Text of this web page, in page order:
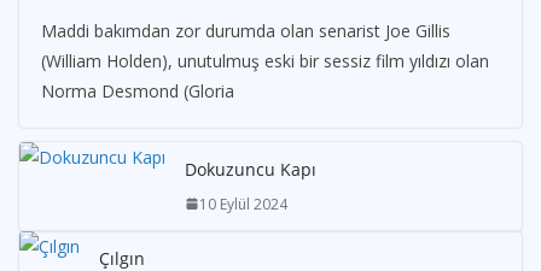
Maddi bakımdan zor durumda olan senarist Joe Gillis
(William Holden), unutulmuş eski bir sessiz film yıldızı olan
Norma Desmond (Gloria
Dokuzuncu Kapı
10 Eylül 2024
Çılgın